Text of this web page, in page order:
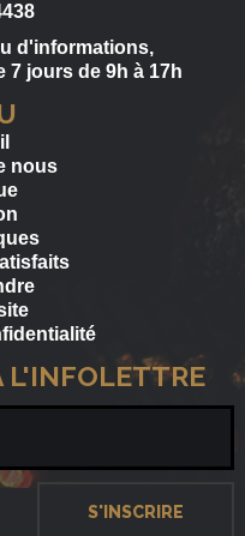
d'informations,
jours de 9h à 17h
nous
L'INFOLETTRE